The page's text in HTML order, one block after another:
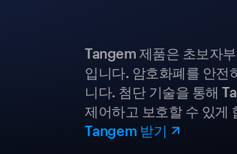
Tangem 제품은 초보자
입니다. 암호화폐를 안전
니다. 첨단 기술을 통해
제어하고 보호할 수 있게
Tangem 받기